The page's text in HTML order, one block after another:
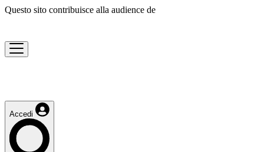
Questo sito contribuisce alla audience de
Accedi